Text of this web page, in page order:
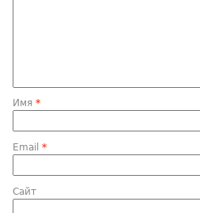
Имя *
Email *
Сайт